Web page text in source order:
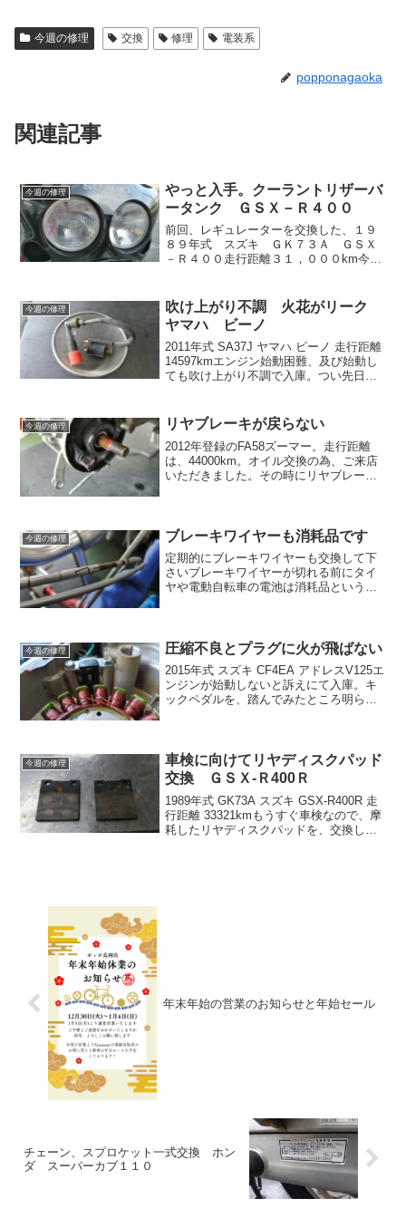
今週の修理 交換 修理 電装系
popponagaoka
関連記事
今週の修理
やっと入手。クーラントリザーバ
ータンク ＧＳＸ－Ｒ４００
前回、レギュレーターを交換した、１９
８９年式 スズキ ＧＫ７３Ａ ＧＳＸ
－Ｒ４００走行距離３１，０００km今回
置すると床に冷却水漏れています。どこ
ら漏れてるか確認すると...
今週の修理
吹け上がり不調 火花がリーク
ヤマハ ビーノ
2011年式 SA37J ヤマハ ビーノ 走行距離
14597kmエンジン始動困難、及び始動し
ても吹け上がり不調で入庫。つい先日も
焼室簡易清掃を、実施した車両でしたが
原...
今週の修理 リヤブレーキが戻らない
2012年登録のFA58ズーマー。走行距離
は、44000km。オイル交換の為、ご来店
いただきました。その時にリヤブレーキ
レーキカムが...
今週の修理 ブレーキワイヤーも消耗品です
定期的にブレーキワイヤーも交換して下
さいブレーキワイヤーが切れる前にタイ
ヤや電動自転車の電池は消耗品というイ
かしながらタイヤと同じぐ...
今週の修理 圧縮不良とプラグに火が飛ばない
2015年式 スズキ CF4EA アドレスV125エ
ンジンが始動しないと訴えにて入庫。キ
ックペダルを、踏んでみたところ明らか
今週の修理
車検に向けてリヤディスクパッド
交換 ＧＳＸ-Ｒ400Ｒ
1989年式 GK73A スズキ GSX-R400R 走
行距離 33321kmもうすぐ車検なので、摩
耗したリヤディスクパッドを、交換しま
年末年始の営業のお知らせと年始セール
チェーン、スプロケット一式交換 ホン
ダ スーパーカブ１１０